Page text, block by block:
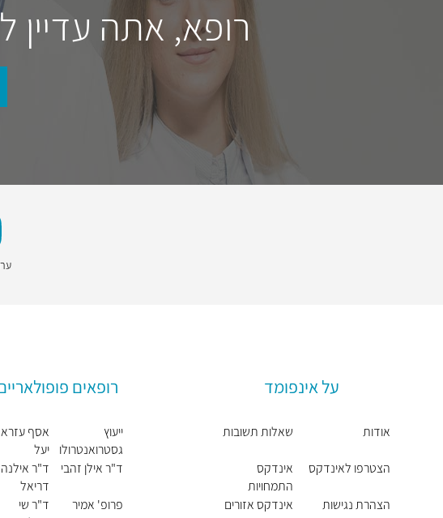
רופא, אתה
על אינפומד
אודות
הצטרפו לאינדקס
הצהרת נגישות
שאלות תשובות
אינדקס
התמחויות
ראשיות
אינדקס אזורים
רופאים
ייעוץ
גסטרואנטרולו
ג בשיחת וידאו
ד"ר אילן זהבי
פרופ' אמיר
אסף
יעל
ד"ר אילנה
דריאל
ד"ר שי